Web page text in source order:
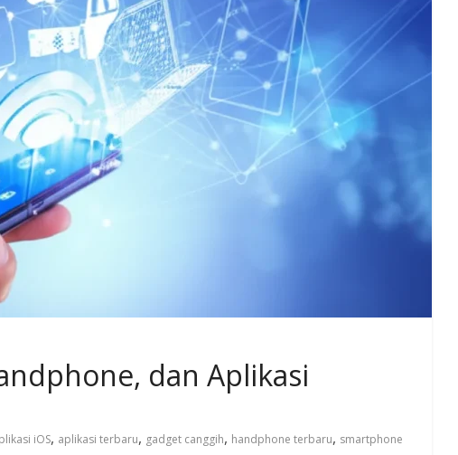
dan Aplikasi
iOS, aplikasi terbaru, gadget canggih, handphone terbaru, smartphone